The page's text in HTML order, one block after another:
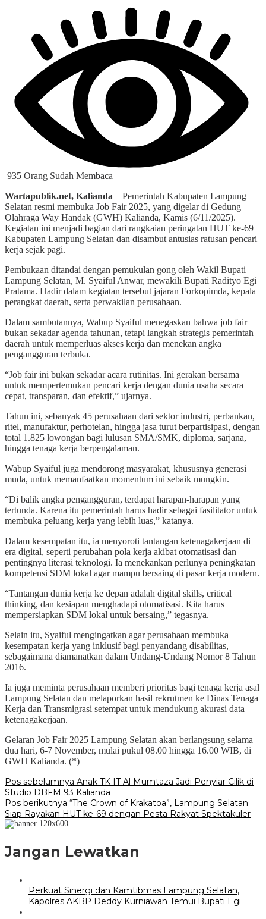
935 Orang Sudah Membaca
Wartapublik.net, Kalianda – Pemerintah Kabupaten Lampung
Selatan resmi membuka Job Fair 2025, yang digelar di Gedung
Olahraga Way Handak (GWH) Kalianda, Kamis (6/11/2025).
Kegiatan ini menjadi bagian dari rangkaian peringatan HUT ke-69
Kabupaten Lampung Selatan dan disambut antusias ratusan pencari
kerja sejak pagi.
Pembukaan ditandai dengan pemukulan gong oleh Wakil Bupati
Lampung Selatan, M. Syaiful Anwar, mewakili Bupati Radityo Egi
Pratama. Hadir dalam kegiatan tersebut jajaran Forkopimda, kepala
perangkat daerah, serta perwakilan perusahaan.
Dalam sambutannya, Wabup Syaiful menegaskan bahwa job fair
bukan sekadar agenda tahunan, tetapi langkah strategis pemerintah
daerah untuk memperluas akses kerja dan menekan angka
pengangguran terbuka.
“Job fair ini bukan sekadar acara rutinitas. Ini gerakan bersama
untuk mempertemukan pencari kerja dengan dunia usaha secara
cepat, transparan, dan efektif,” ujarnya.
Tahun ini, sebanyak 45 perusahaan dari sektor industri, perbankan,
ritel, manufaktur, perhotelan, hingga jasa turut berpartisipasi, dengan
total 1.825 lowongan bagi lulusan SMA/SMK, diploma, sarjana,
hingga tenaga kerja berpengalaman.
Wabup Syaiful juga mendorong masyarakat, khususnya generasi
muda, untuk memanfaatkan momentum ini sebaik mungkin.
“Di balik angka pengangguran, terdapat harapan-harapan yang
tertunda. Karena itu pemerintah harus hadir sebagai fasilitator untuk
membuka peluang kerja yang lebih luas,” katanya.
Dalam kesempatan itu, ia menyoroti tantangan ketenagakerjaan di
era digital, seperti perubahan pola kerja akibat otomatisasi dan
pentingnya literasi teknologi. Ia menekankan perlunya peningkatan
kompetensi SDM lokal agar mampu bersaing di pasar kerja modern.
“Tantangan dunia kerja ke depan adalah digital skills, critical
thinking, dan kesiapan menghadapi otomatisasi. Kita harus
mempersiapkan SDM lokal untuk bersaing,” tegasnya.
Selain itu, Syaiful mengingatkan agar perusahaan membuka
kesempatan kerja yang inklusif bagi penyandang disabilitas,
sebagaimana diamanatkan dalam Undang-Undang Nomor 8 Tahun
2016.
Ia juga meminta perusahaan memberi prioritas bagi tenaga kerja asal
Lampung Selatan dan melaporkan hasil rekrutmen ke Dinas Tenaga
Kerja dan Transmigrasi setempat untuk mendukung akurasi data
ketenagakerjaan.
Gelaran Job Fair 2025 Lampung Selatan akan berlangsung selama
dua hari, 6-7 November, mulai pukul 08.00 hingga 16.00 WIB, di
GWH Kalianda. (*)
Navigasi
pos
Pos sebelumnya Anak TK IT Al Mumtaza Jadi Penyiar Cilik di
Studio DBFM 93 Kalianda
Pos berikutnya “The Crown of Krakatoa”, Lampung Selatan
Siap Rayakan HUT ke-69 dengan Pesta Rakyat Spektakuler
Jangan Lewatkan
Perkuat Sinergi dan Kamtibmas Lampung Selatan,
Kapolres AKBP Deddy Kurniawan Temui Bupati Egi